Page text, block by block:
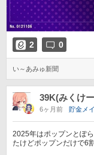
2 0
い～あみゅ新聞
39K(みくけ
6ヶ月前 貯金メ
2025年はポップンとぽ
たけどポップンだけで6